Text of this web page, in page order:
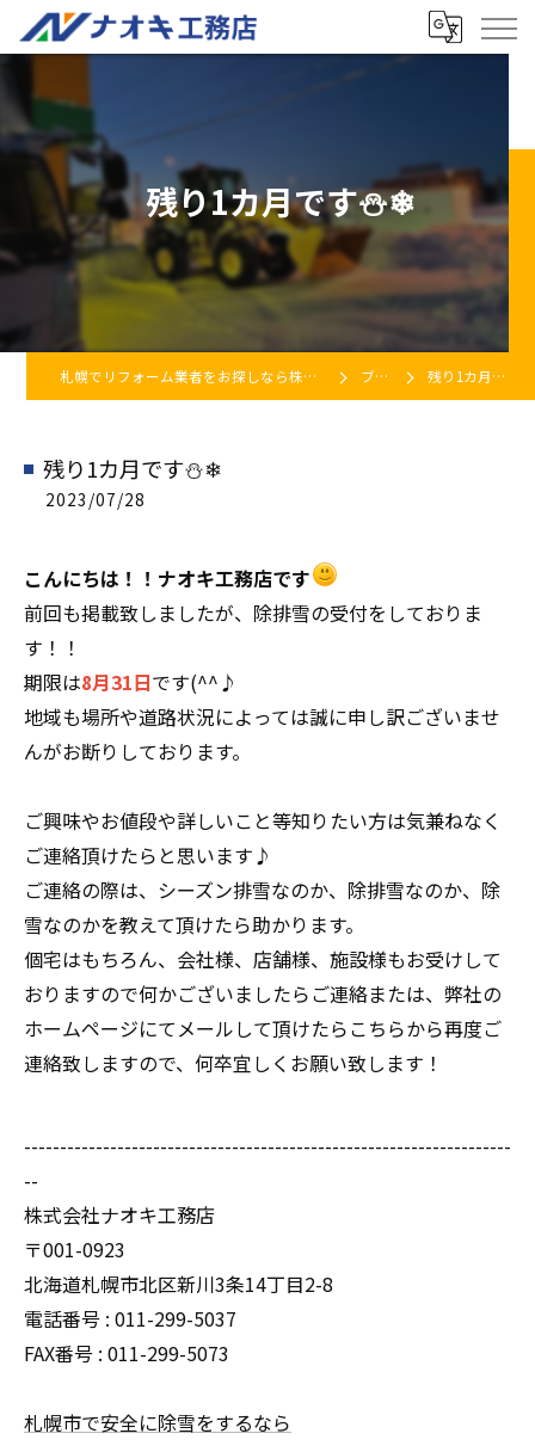
残り1カ月です⛄❄
札幌でリフォーム業者をお探しなら株式会社ナオキ工務店 ブログ 残り1カ月です⛄❄
残り1カ月です⛄❄
2023/07/28
こんにちは！！ナオキ工務店です
前回も掲載致しましたが、除排雪の受付をしておりま
す！！
期限は8月31日です(^^♪
地域も場所や道路状況によっては誠に申し訳ございませ
んがお断りしております。
ご興味やお値段や詳しいこと等知りたい方は気兼ねなく
ご連絡頂けたらと思います♪
ご連絡の際は、シーズン排雪なのか、除排雪なのか、除
雪なのかを教えて頂けたら助かります。
個宅はもちろん、会社様、店舗様、施設様もお受けして
おりますので何かございましたらご連絡または、弊社の
ホームページにてメールして頂けたらこちらから再度ご
連絡致しますので、何卒宜しくお願い致します！
--------------------------------------------------------------------
--
株式会社ナオキ工務店
〒001-0923
北海道札幌市北区新川3条14丁目2-8
電話番号 : 011-299-5037
FAX番号 : 011-299-5073
札幌市で安全に除雪をするなら